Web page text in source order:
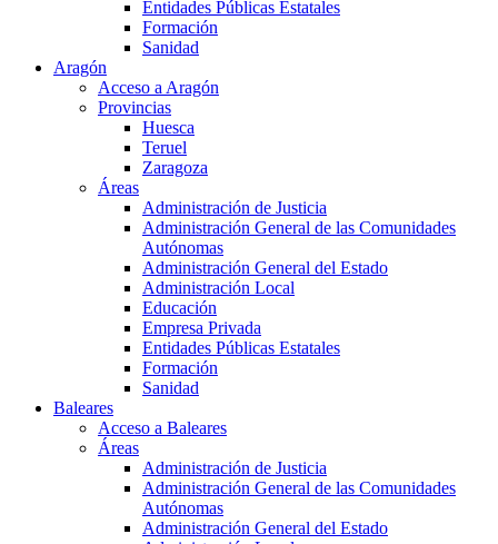
Entidades Públicas Estatales
Formación
Sanidad
Aragón
Acceso a Aragón
Provincias
Huesca
Teruel
Zaragoza
Áreas
Administración de Justicia
Administración General de las Comunidades
Autónomas
Administración General del Estado
Administración Local
Educación
Empresa Privada
Entidades Públicas Estatales
Formación
Sanidad
Baleares
Acceso a Baleares
Áreas
Administración de Justicia
Administración General de las Comunidades
Autónomas
Administración General del Estado